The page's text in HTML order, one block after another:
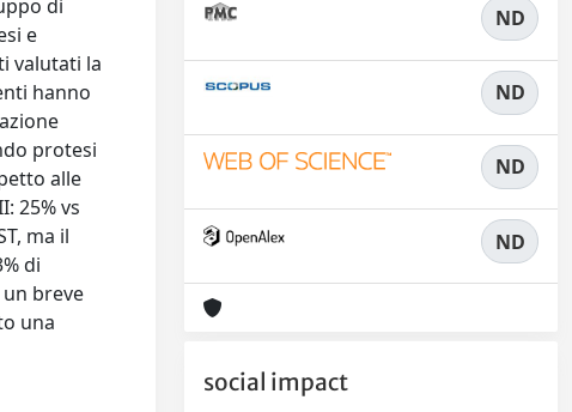
di
e
valutati la
hanno
protesi
alle
25% vs
ma il
di
breve
una
ND
ND
ND
ND
social impact